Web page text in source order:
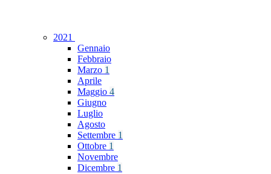
2021
Gennaio
Febbraio
Marzo 1
Aprile
Maggio 4
Giugno
Luglio
Agosto
Settembre 1
Ottobre 1
Novembre
Dicembre 1